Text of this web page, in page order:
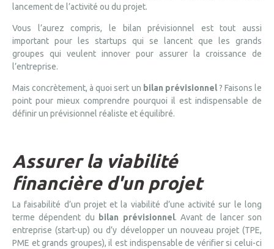
lancement de l’activité ou du projet.
Vous l’aurez compris, le bilan prévisionnel est tout aussi
important pour les startups qui se lancent que les grands
groupes qui veulent innover pour assurer la croissance de
l’entreprise.
Mais concrètement, à quoi sert un bilan prévisionnel? Faisons le
point pour mieux comprendre pourquoi il est indispensable de
définir un prévisionnel réaliste et équilibré.
Assurer la viabilité
financière d'un projet
La faisabilité d’un projet et la viabilité d’une activité sur le long
terme dépendent du bilan prévisionnel. Avant de lancer son
entreprise (start-up) ou d’y développer un nouveau projet (TPE,
PME et grands groupes), il est indispensable de vérifier si celui-ci